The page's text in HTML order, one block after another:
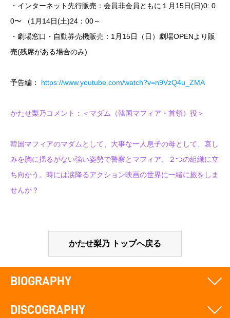
・インターネット先行販売：会員非会員ともに１月15日(日)0: 0
0〜 （1月14日(土)24：00～
・劇場窓口・自動券売機販売：1月15日（日）劇場OPENより販
売(残席がある場合のみ)
予告編： https://www.youtube.com/watch?v=n9VzQ4u_ZMA
かたせ梨乃コメント：＜マダム（韓国マフィア・首領）役＞
韓国マフィアのマダムとして、大事な一人息子の母として、哀し
みを胸に揺るがない強い姿勢で警察とマフィア、２つの組織に立
ち向かう。時には涙降るアクション映画の世界に一緒に旅をしま
せんか？
かたせ梨乃 トップへ戻る
BIOGRAPHY
DISCOGRAPHY